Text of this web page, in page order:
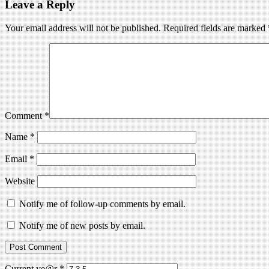
Leave a Reply
Your email address will not be published. Required fields are marked
Comment*
Name*
Email*
Website
Notify me of follow-up comments by email.
Notify me of new posts by email.